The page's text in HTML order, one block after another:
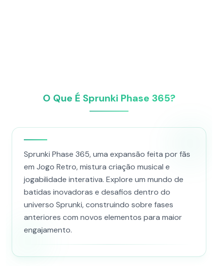
O Que É Sprunki Phase 365?
Sprunki Phase 365, uma expansão feita por fãs
em Jogo Retro, mistura criação musical e
jogabilidade interativa. Explore um mundo de
batidas inovadoras e desafios dentro do
universo Sprunki, construindo sobre fases
anteriores com novos elementos para maior
engajamento.